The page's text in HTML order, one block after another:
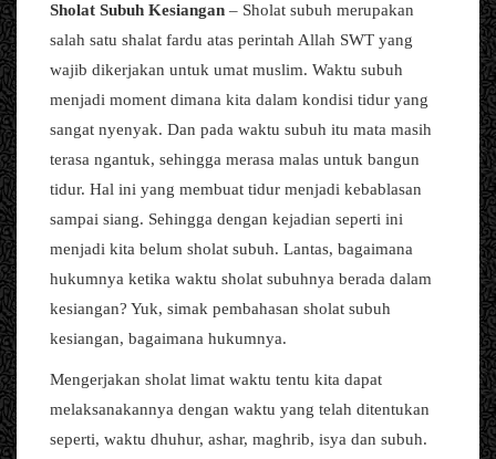
Sholat Subuh Kesiangan – Sholat subuh merupakan
salah satu shalat fardu atas perintah Allah SWT yang
wajib dikerjakan untuk umat muslim. Waktu subuh
menjadi moment dimana kita dalam kondisi tidur yang
sangat nyenyak. Dan pada waktu subuh itu mata masih
terasa ngantuk, sehingga merasa malas untuk bangun
tidur. Hal ini yang membuat tidur menjadi kebablasan
sampai siang. Sehingga dengan kejadian seperti ini
menjadi kita belum sholat subuh. Lantas, bagaimana
hukumnya ketika waktu sholat subuhnya berada dalam
kesiangan? Yuk, simak pembahasan sholat subuh
kesiangan, bagaimana hukumnya.
Mengerjakan sholat limat waktu tentu kita dapat
melaksanakannya dengan waktu yang telah ditentukan
seperti, waktu dhuhur, ashar, maghrib, isya dan subuh.